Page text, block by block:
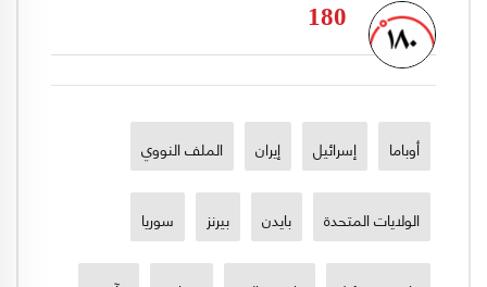
180
أوباما إسرائيل إيران الملف النووي
الولايات المتحدة بايدن بيرنز سوريا